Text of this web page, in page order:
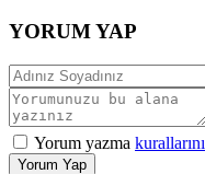
YORUM YAP
Yorum yazma kurallarını
Yorum Yap